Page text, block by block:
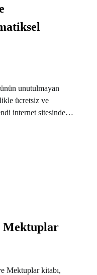
unutulmayan
ücretsiz ve
internet sitesinde…
Mektuplar
Mektuplar kitabı,